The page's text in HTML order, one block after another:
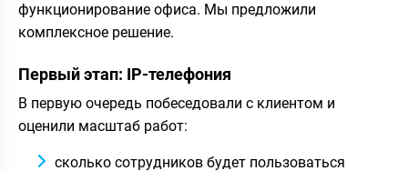
функционирование офиса. Мы предложили
комплексное решение.
Первый этап: IP-телефония
В первую очередь побеседовали с клиентом и
оценили масштаб работ:
сколько сотрудников будет пользоваться